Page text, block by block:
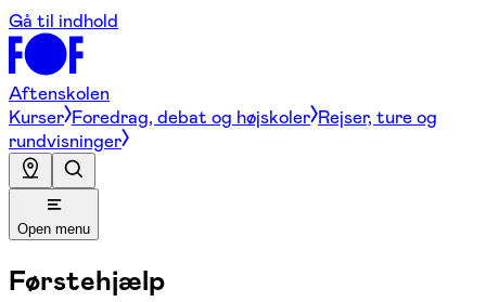
Gå til indhold
Aftenskolen
Kurser Foredrag, debat og højskoler Rejser, ture og
rundvisninger
Open menu
Førstehjælp